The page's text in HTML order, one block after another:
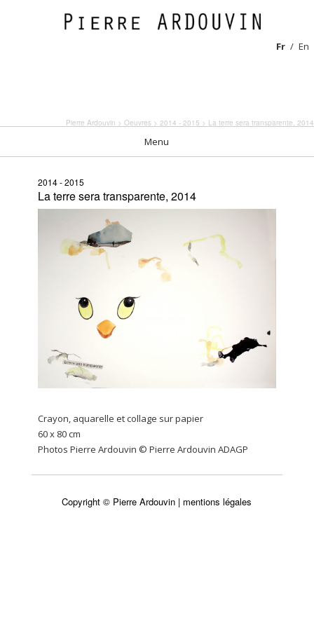
Fr En
Pierre Ardouvin > Oeuvres > 2014 - 2015 > La terre sera transparente, 2014
Menu
2014 - 2015
La terre sera transparente, 2014
Crayon, aquarelle et collage sur papier
60 x 80 cm
Photos Pierre Ardouvin © Pierre Ardouvin ADAGP
Copyright © Pierre Ardouvin | mentions légales